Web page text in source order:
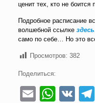
ценит тех, кто не
Подробное расписание
волшебной ссылке здесь
само по себе… Но это
Просмотров: 382
Поделиться:
EmailVK